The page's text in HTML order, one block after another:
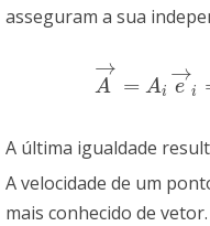
asseguram a sua
A
→
= Ai e
→
i
A→ =A ie→ i=M j
A última igualdade
A velocidade de um
mais conhecido de